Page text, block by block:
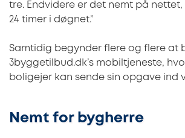
tre. Endvidere er det nemt på
24 timer i døgnet.”
Samtidig begynder flere og flere at
3byggetilbud.dk’s mobiltjeneste,
boligejer kan sende sin opgave ind
Nemt for bygherre